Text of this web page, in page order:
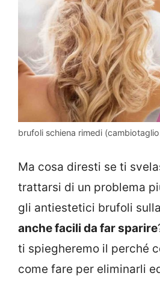
brufoli schiena rimedi
Ma cosa diresti se ti
trattarsi di un problema
gli antiestetici brufoli
anche facili da far sparire
ti spiegheremo il perché
come fare per eliminarli